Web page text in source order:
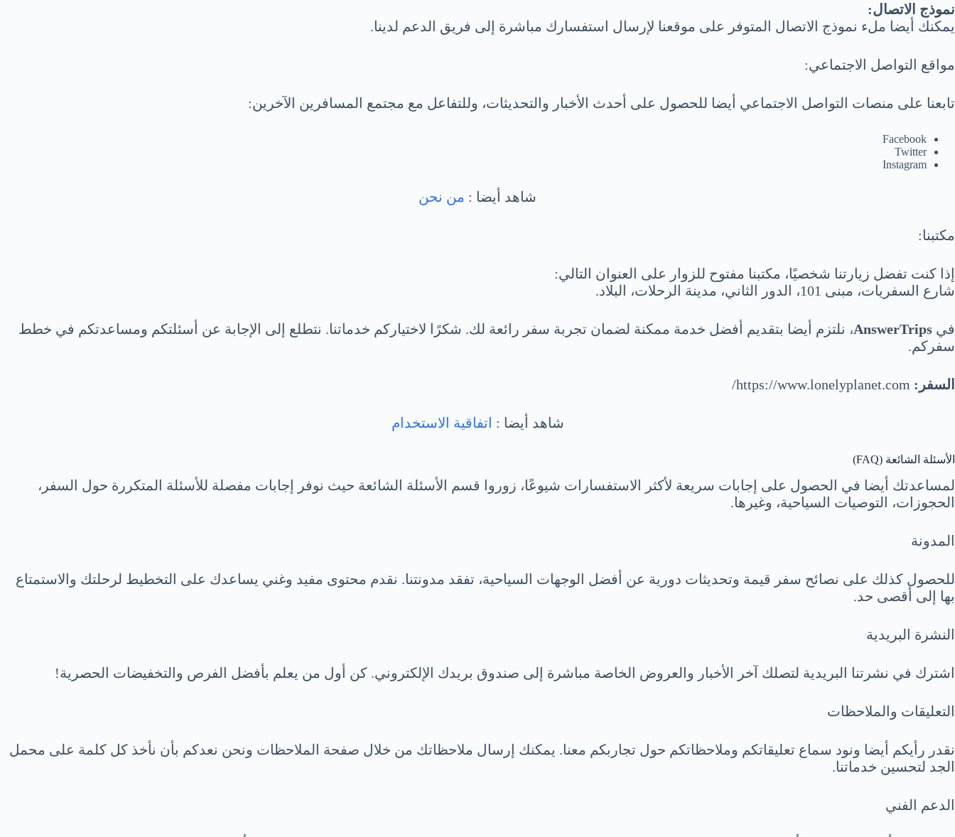
نموذج الاتصال:
يمكنك أيضا ملء نموذج الاتصال المتوفر على موقعنا لإرسال استفسارك مباشرة إلى فريق الدعم لدينا.
مواقع التواصل الاجتماعي:
تابعنا على منصات التواصل الاجتماعي أيضا للحصول على أحدث الأخبار والتحديثات، وللتفاعل مع مجتمع المسافرين الآخرين:
Facebook
Twitter
Instagram
شاهد أيضا : من نحن
مكتبنا:
إذا كنت تفضل زيارتنا شخصيًا، مكتبنا مفتوح للزوار على العنوان التالي:
شارع السفريات، مبنى 101، الدور الثاني، مدينة الرحلات، البلاد.
في AnswerTrips، نلتزم أيضا بتقديم أفضل خدمة ممكنة لضمان تجربة سفر رائعة لك. شكرًا لاختياركم خدماتنا. نتطلع إلى الإجابة عن أسئلتكم ومساعدتكم في خطط
سفركم.
السفر:
شاهد أيضا : اتفاقية الاستخدام
الأسئلة الشائعة (FAQ)
لمساعدتك أيضا في الحصول على إجابات سريعة لأكثر الاستفسارات شيوعًا، زوروا قسم الأسئلة الشائعة حيث نوفر إجابات مفصلة للأسئلة المتكررة حول السفر،
الحجوزات، التوصيات السياحية، وغيرها.
المدونة
للحصول كذلك على نصائح سفر قيمة وتحديثات دورية عن أفضل الوجهات السياحية، تفقد مدونتنا. نقدم محتوى مفيد وغني يساعدك على التخطيط لرحلتك والاستمتاع
بها إلى أقصى حد.
النشرة البريدية
اشترك في نشرتنا البريدية لتصلك آخر الأخبار والعروض الخاصة مباشرة إلى صندوق بريدك الإلكتروني. كن أول من يعلم بأفضل الفرص والتخفيضات الحصرية!
التعليقات والملاحظات
نقدر رأيكم أيضا ونود سماع تعليقاتكم وملاحظاتكم حول تجاربكم معنا. يمكنك إرسال ملاحظاتك من خلال صفحة الملاحظات ونحن نعدكم بأن نأخذ كل كلمة على محمل
الجد لتحسين خدماتنا.
الدعم الفني